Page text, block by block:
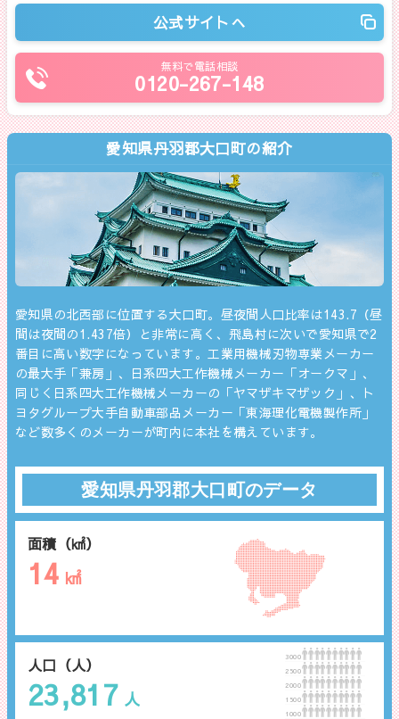
公式サイトへ
無料で電話相談
0120-267-148
愛知県丹羽郡大口町の紹介
愛知県の北西部に位置する大口町。昼夜間人口比率は143.7（昼
間は夜間の1.437倍）と非常に高く、飛島村に次いで愛知県で2
番目に高い数字になっています。工業用機械刃物専業メーカー
の最大手「兼房」、日系四大工作機械メーカー「オークマ」、
同じく日系四大工作機械メーカーの「ヤマザキマザック」、ト
ヨタグループ大手自動車部品メーカー「東海理化電機製作所」
など数多くのメーカーが町内に本社を構えています。
面積（㎢）
14 ㎢
愛知県丹羽郡大口町のデータ
人口（人）
23,817 人
3000
2500
2000
1500
1000